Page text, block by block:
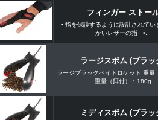
フィンガー ストー
• 指を保護するように設計されて
かいレザーの指 •...
ラージスポム (ブラッ
ラージブラックベイトロケット 重量
重量（餌付）：180g
ミディスポム (ブラッ